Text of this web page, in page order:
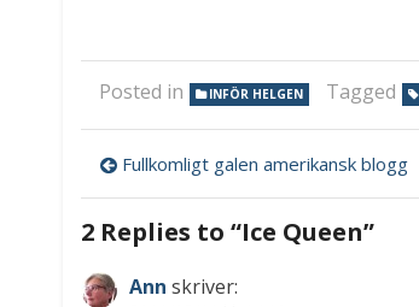
Posted in INFÖR HELGEN Tagged
Inläggsnavigering
Fullkomligt galen amerikansk blogg
2 Replies to “Ice Queen”
Ann skriver: